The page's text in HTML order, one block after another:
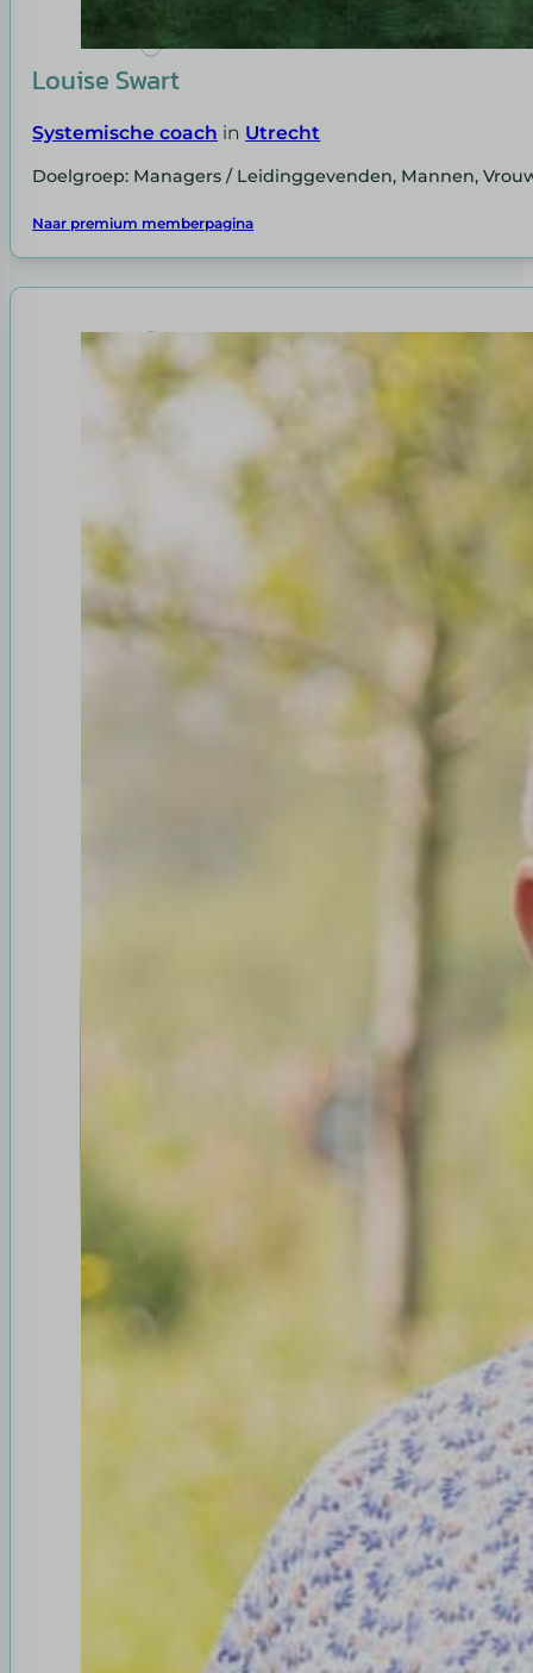
Louise Swart
Systemische coach in Utrecht
Doelgroep: Managers / Leidinggevenden, Mannen,
Naar premium memberpagina